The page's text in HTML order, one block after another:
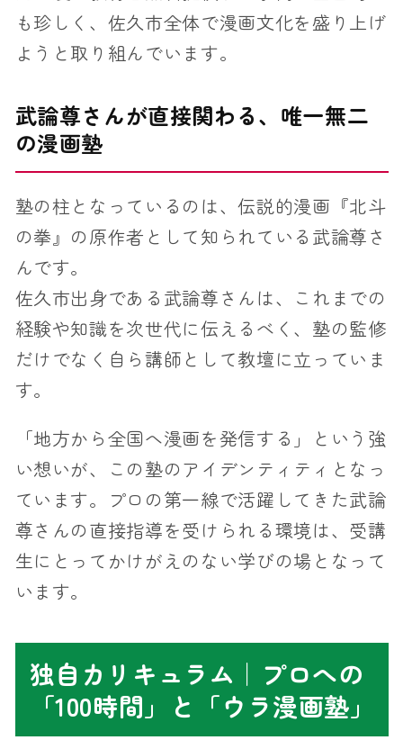
も珍しく、佐久市全体で漫画文化を盛り上げ
ようと取り組んでいます。
武論尊さんが直接関わる、唯一無二
の漫画塾
塾の柱となっているのは、伝説的漫画『北斗
の拳』の原作者として知られている武論尊さ
んです。
佐久市出身である武論尊さんは、これまでの
経験や知識を次世代に伝えるべく、塾の監修
だけでなく自ら講師として教壇に立っていま
す。
「地方から全国へ漫画を発信する」という強
い想いが、この塾のアイデンティティとなっ
ています。プロの第一線で活躍してきた武論
尊さんの直接指導を受けられる環境は、受講
生にとってかけがえのない学びの場となって
います。
独自カリキュラム｜プロへの
「100時間」と「ウラ漫画塾」